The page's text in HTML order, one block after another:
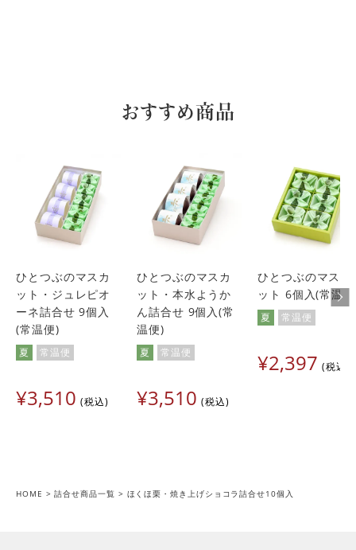
おすすめ商品
ひとつぶのマスカ
ット・ジュレピオ
ーネ詰合せ 9個入
(常温便)
夏 常温便
¥3,510 税込
ひとつぶのマスカ
ット・本水ようか
ん詰合せ 9個入(常
温便)
夏 常温便
¥3,510 税込
ひとつぶのマスカ
ット 6個入(常温
夏 常温便
¥2,397 税込
HOME 詰合せ商品一覧 ほくほ栗・焼き上げショコラ詰合せ10個入